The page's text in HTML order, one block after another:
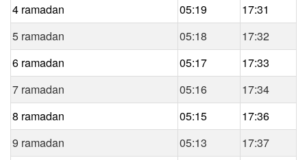
4 ramadan
05:19
17:31
5 ramadan
05:18
17:32
6 ramadan
05:17
17:33
7 ramadan
05:16
17:34
8 ramadan
05:15
17:36
9 ramadan
05:13 17:37